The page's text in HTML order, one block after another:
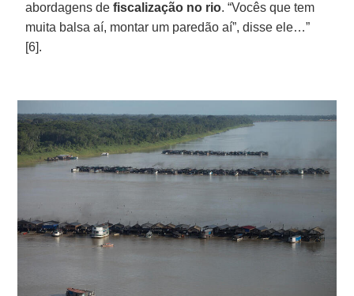
abordagens defiscalização no rio. “Vocês que tem
muita balsa aí, montar um paredão aí”, disse ele…”
[6].